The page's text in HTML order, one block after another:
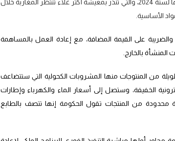
كشفت الحكومة، على النسخة الكاملة من مشروع قانون ماليتها لسنة 2024، والتي تنذر بمعيشة أكثر غلاء تنتظر المغاربة خلال
الأساسية.
على القيمة المضافة، مع إعادة العمل بالمساهمة
المنشأة بالخارج.
من المنتوجات منها المشروبات الكحولية التي ستتضاعف
الخفيفة، وستصل إلى أسعار الماء والكهرباء وإطارات
محدودة من المنتجات تقول الحكومة إنها تتصف بالطابع